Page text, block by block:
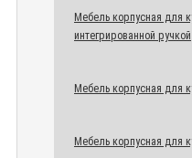
Мебель корпусная
интегрированной ручкой
Мебель корпусная
Мебель корпусная